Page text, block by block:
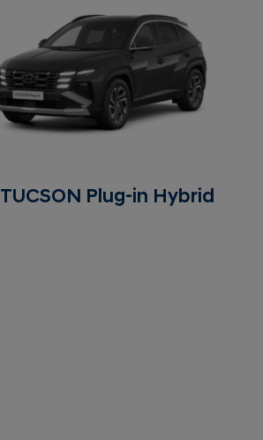
TUCSON Plug-in Hybrid